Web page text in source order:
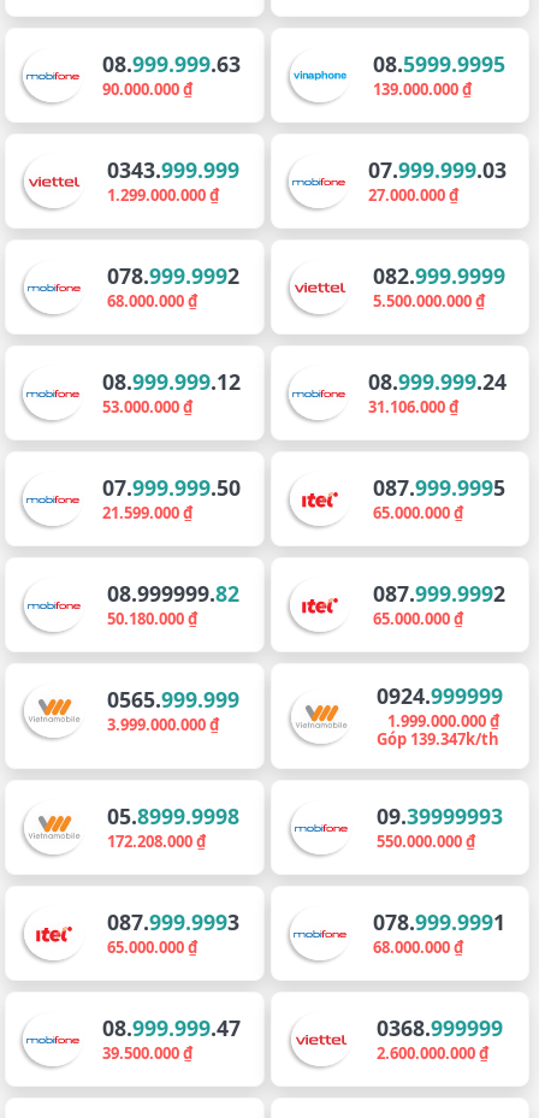
08.999.999.63
90.000.000 ₫
08.5999.9995
139.000.000 ₫
0343.999.999
1.299.000.000 ₫
07.999.999.03
27.000.000 ₫
078.999.9992
68.000.000 ₫
082.999.9999
5.500.000.000 ₫
08.999.999.12
53.000.000 ₫
08.999.999.24
31.106.000 ₫
07.999.999.50
21.599.000 ₫
087.999.9995
65.000.000 ₫
08.999999.82
50.180.000 ₫
087.999.9992
65.000.000 ₫
0565.999.999
3.999.000.000 ₫
0924.999999
1.999.000.000 ₫
Góp 139.347k/th
05.8999.9998
172.208.000 ₫
09.39999993
550.000.000 ₫
087.999.9993
65.000.000 ₫
078.999.9991
68.000.000 ₫
08.999.999.47
39.500.000 ₫
0368.999999
2.600.000.000 ₫